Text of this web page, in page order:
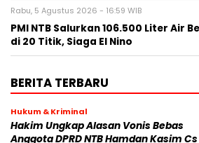
Rabu, 5 Agustus 2026 - 16:59 WIB
PMI NTB Salurkan 106.500 Liter Air
di 20 Titik, Siaga El Nino
BERITA TERBARU
Hukum & Kriminal
Hakim Ungkap Alasan Vonis Bebas
Anggota DPRD NTB Hamdan Kasim Cs